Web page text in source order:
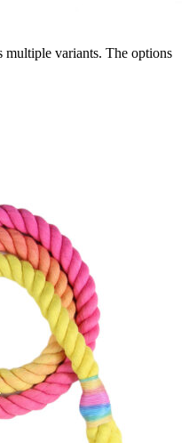
multiple variants. The options